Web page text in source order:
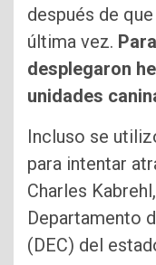
después de
última vez.
desplegaron
unidades
Incluso se
para intentar
Charles
Departamento
(DEC) del